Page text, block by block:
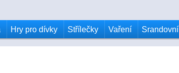
Hry pro dívky Střílečky Vaření Srandovní